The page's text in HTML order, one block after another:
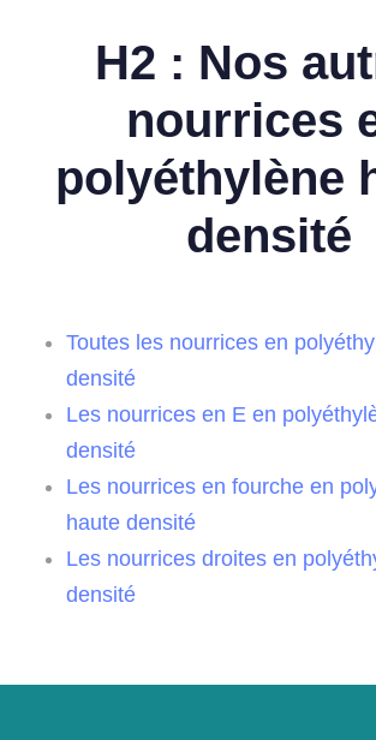
H2 : Nos
nourrices
polyéthylène
densité
Toutes les nourrices en
densité
Les nourrices en E en
densité
Les nourrices en fourche en
haute densité
Les nourrices droites en
densité